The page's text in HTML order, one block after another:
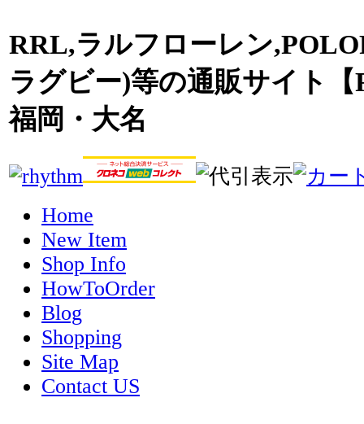
RRL,ラルフローレン
ラグビー)等の通販サイト
福岡・大名
Home
New Item
Shop Info
HowToOrder
Blog
Shopping
Site Map
Contact US